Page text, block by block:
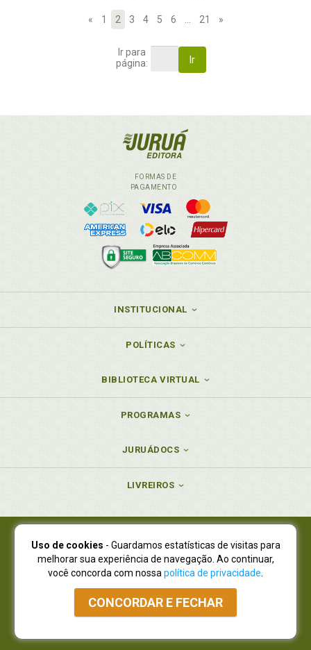
« 1 2 3 4 5 6 21 »
Ir para
página:
Ir
FORMAS DE
PAGAMENTO
INSTITUCIONAL
POLÍTICAS
BIBLIOTECA VIRTUAL
PROGRAMAS
JURUÁDOCS
LIVREIROS
Juruá Editora Ltda., CNPJ 77.535.508/0001-19
Juruá Informática Ltda., CNPJ 01.701.561/0001-80
NOVO ENDEREÇO:R. Flávio Dallegrave, 7665, São Lourenço |
Curitiba - Paraná - CEP 82210-310
Atendimento: (41) 4009-3900|Vendas Atacado: (41) 4009-3939
Atendimento via Whatsapp
Uso de cookies - Guardamos estatísticas de visitas para
melhorar sua experiência de navegação. Ao continuar,
você concorda com nossa política de privacidade
CONCORDAR E FECHAR